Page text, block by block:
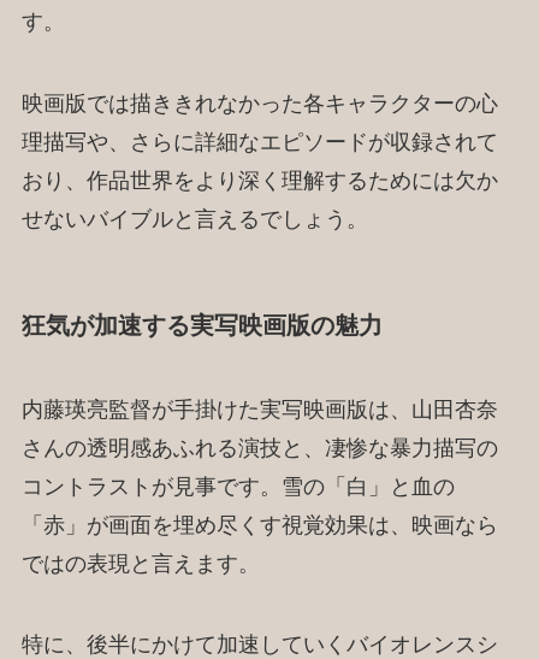
す。
映画版では描ききれなかった各キャラクターの心
理描写や、さらに詳細なエピソードが収録されて
おり、作品世界をより深く理解するためには欠か
せないバイブルと言えるでしょう。
狂気が加速する実写映画版の魅力
内藤瑛亮監督が手掛けた実写映画版は、山田杏奈
さんの透明感あふれる演技と、凄惨な暴力描写の
コントラストが見事です。雪の「白」と血の
「赤」が画面を埋め尽くす視覚効果は、映画なら
ではの表現と言えます。
特に、後半にかけて加速していくバイオレンスシ